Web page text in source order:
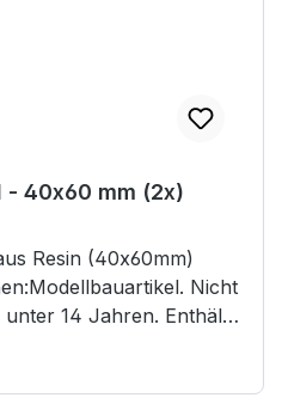
- 40x60 mm (2x)
Nicht
14 Jahren. Enthält
Resinstaub kann
Beim Bearbeiten
Belüftung achten.